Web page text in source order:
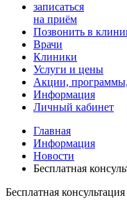
записаться
на приём
Позвонить в
Врачи
Клиники
Услуги и цены
Акции,
Информация
Личный кабинет
Главная
Информация
Новости
Бесплатная
Бесплатная